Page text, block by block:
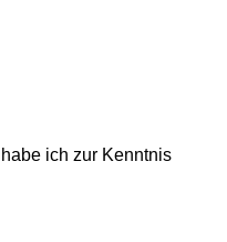
habe ich zur Kenntnis